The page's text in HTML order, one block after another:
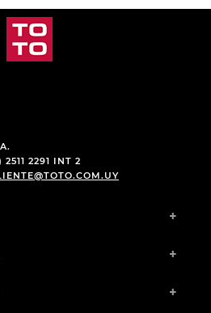
2291 INT 2
+
+
+